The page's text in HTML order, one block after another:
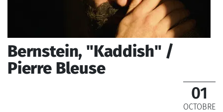
Bernstein, "Kaddish" /
Pierre Bleuse
01
OCTOBRE